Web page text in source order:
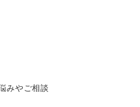
みやご相談